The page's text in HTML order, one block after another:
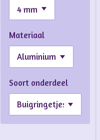
Materiaal
Soort onderdeel